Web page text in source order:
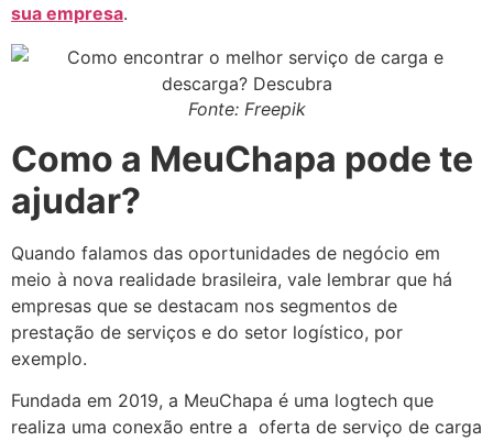
sua empresa.
Fonte: Freepik
Como a MeuChapa pode te
ajudar?
Quando falamos das oportunidades de negócio em
meio à nova realidade brasileira, vale lembrar que há
empresas que se destacam nos segmentos de
prestação de serviços e do setor logístico, por
exemplo.
Fundada em 2019, a MeuChapa é uma logtech que
realiza uma conexão entre a oferta de serviço de carga